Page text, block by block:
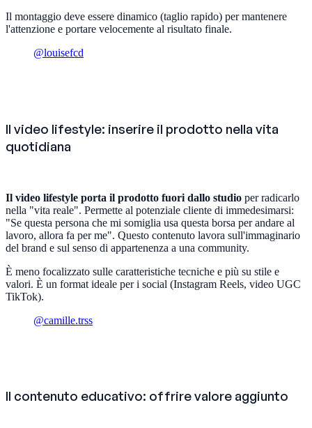
Il montaggio deve essere dinamico (taglio rapido) per mantenere
l'attenzione e portare velocemente al risultato finale.
@louisefcd
Il video lifestyle: inserire il prodotto nella vita
quotidiana
Il video lifestyle porta il prodotto fuori dallo studio per radicarlo
nella "vita reale". Permette al potenziale cliente di immedesimarsi:
"Se questa persona che mi somiglia usa questa borsa per andare al
lavoro, allora fa per me". Questo contenuto lavora sull'immaginario
del brand e sul senso di appartenenza a una community.
È meno focalizzato sulle caratteristiche tecniche e più su stile e
valori. È un format ideale per i social (Instagram Reels, video UGC
TikTok).
@camille.trss
Il contenuto educativo: offrire valore aggiunto